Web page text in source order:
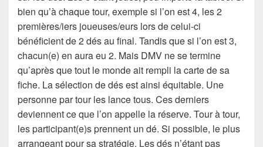
bien qu’à chaque tour, exemple si l’on est 4, les 2
premières/iers joueuses/eurs lors de celui-ci
bénéficient de 2 dés au final. Tandis que si l’on est 3,
chacun(e) en aura eu 2. Mais DMV ne se termine
qu’après que tout le monde ait rempli la carte de sa
fiche. La sélection de dés est ainsi équitable. Une
personne par tour les lance tous. Ces derniers
deviennent ce que l’on appelle la réserve. Tour à tour,
les participant(e)s prennent un dé. Si possible, le plus
arrangeant pour sa stratégie. Les dés n’étant pas